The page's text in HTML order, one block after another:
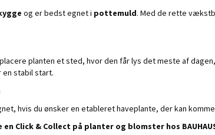
og er bedst egnet i pottemuld. Med de rette
planten et sted, hvor den får lys det meste af
stabil start.
hvis du ønsker en etableret haveplante, der kan
Click & Collect på planter og blomster hos